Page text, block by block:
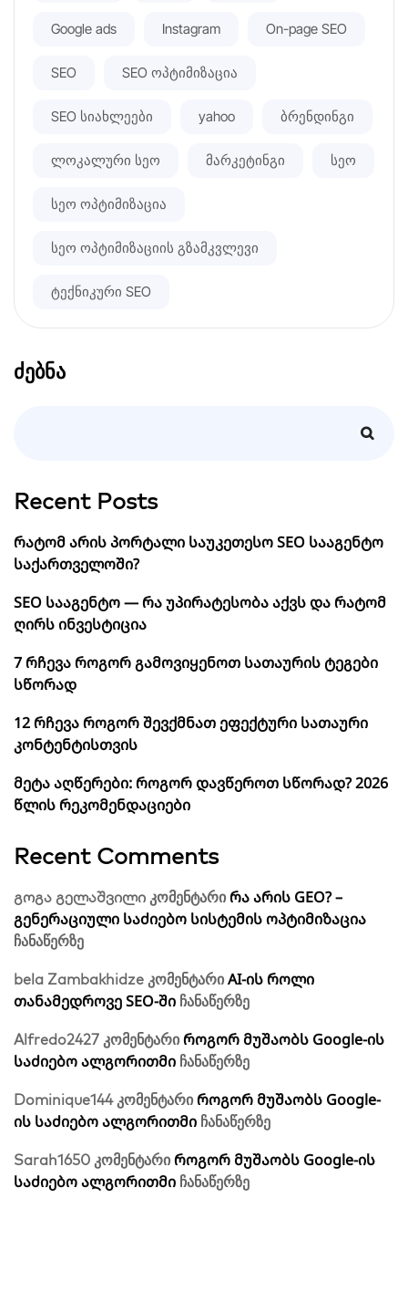
Google ads Instagram On-page SEO
SEO SEO ოპტიმიზაცია
SEO სიახლეები yahoo ბრენდინგი
ლოკალური სეო მარკეტინგი სეო
სეო ოპტიმიზაცია
სეო ოპტიმიზაციის გზამკვლევი
ტექნიკური SEO
ძებნა
Recent Posts
რატომ არის პორტალი საუკეთესო SEO სააგენტო
საქართველოში?
SEO სააგენტო — რა უპირატესობა აქვს და რატომ
ღირს ინვესტიცია
7 რჩევა როგორ გამოვიყენოთ სათაურის ტეგები
სწორად
12 რჩევა როგორ შევქმნათ ეფექტური სათაური
კონტენტისთვის
მეტა აღწერები: როგორ დავწეროთ სწორად? 2026
წლის რეკომენდაციები
Recent Comments
გოგა გელაშვილი კომენტარი რა არის GEO? –
გენერაციული საძიებო სისტემის ოპტიმიზაცია
ჩანაწერზე
bela Zambakhidze კომენტარი AI-ის როლი
თანამედროვე SEO-ში ჩანაწერზე
Alfredo2427 კომენტარი როგორ მუშაობს Google-ის
საძიებო ალგორითმი ჩანაწერზე
Dominique144კომენტარი როგორ მუშაობს Google-
ის საძიებო ალგორითმი ჩანაწერზე
Sarah1650 კომენტარი როგორ მუშაობს Google-ის
საძიებო ალგორითმი ჩანაწერზე